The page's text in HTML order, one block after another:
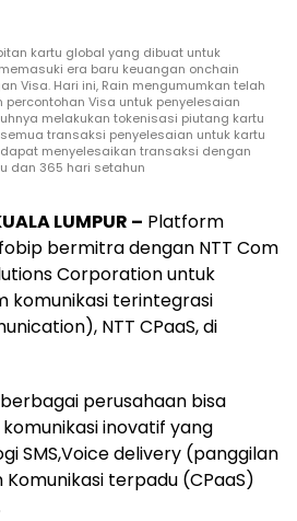
kartu global yang dibuat untuk
era baru keuangan onchain
Visa. Hari ini, Rain mengumumkan telah
Visa untuk penyelesaian
melakukan tokenisasi piutang kartu
transaksi penyelesaian untuk kartu
dapat menyelesaikan transaksi dengan
dan 365 hari setahun
LUMPUR – Platform
bermitra dengan NTT Com
Corporation untuk
komunikasi terintegrasi
NTT CPaaS, di
perusahaan bisa
inovatif yang
SMS,Voice delivery (panggilan
terpadu (CPaaS)